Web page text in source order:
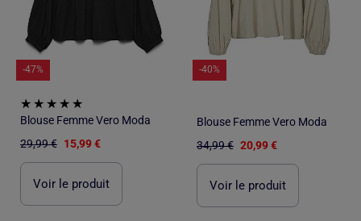
-47%
Blouse Femme Vero Moda
29,99 € 15,99 €
Voir le produit
-40%
Blouse Femme Vero Moda
34,99 € 20,99 €
Voir le produit